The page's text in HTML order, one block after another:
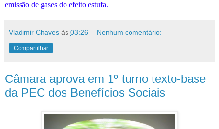
emissão de gases do efeito estufa.
Vladimir Chaves às 03:26 Nenhum comentário:
Compartilhar
Câmara aprova em 1º turno texto-base
da PEC dos Benefícios Sociais